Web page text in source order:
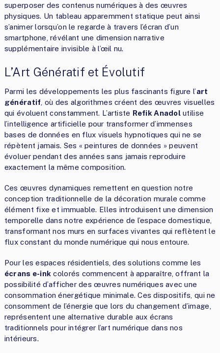
superposer des contenus numériques à des œuvres
physiques. Un tableau apparemment statique peut ainsi
s’animer lorsqu’on le regarde à travers l’écran d’un
smartphone, révélant une dimension narrative
supplémentaire invisible à l’œil nu.
L’Art Génératif et Évolutif
Parmi les développements les plus fascinants figure l’art
génératif , où des algorithmes créent des œuvres visuelles
qui évoluent constamment. L’artiste Refik Anadolutilise
l’intelligence artificielle pour transformer d’immenses
bases de données en flux visuels hypnotiques qui ne se
répètent jamais. Ses « peintures de données » peuvent
évoluer pendant des années sans jamais reproduire
exactement la même composition.
Ces œuvres dynamiques remettent en question notre
conception traditionnelle de la décoration murale comme
élément fixe et immuable. Elles introduisent une dimension
temporelle dans notre expérience de l’espace domestique,
transformant nos murs en surfaces vivantes qui reflètent le
flux constant du monde numérique qui nous entoure.
Pour les espaces résidentiels, des solutions comme les
écrans e-ink colorés commencent à apparaître, offrant la
possibilité d’afficher des œuvres numériques avec une
consommation énergétique minimale. Ces dispositifs, qui ne
consomment de l’énergie que lors du changement d’image,
représentent une alternative durable aux écrans
traditionnels pour intégrer l’art numérique dans nos
intérieurs.